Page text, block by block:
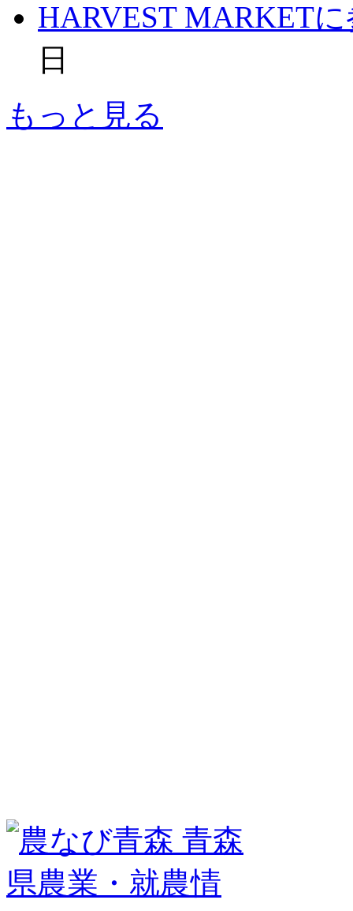
HARVEST MARKET
日
もっと見る